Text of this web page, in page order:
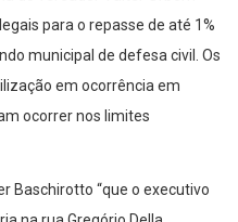
para o repasse de até 1%
municipal de defesa civil. Os
em ocorrência em
ocorrer nos limites
Baschirotto “que o executivo